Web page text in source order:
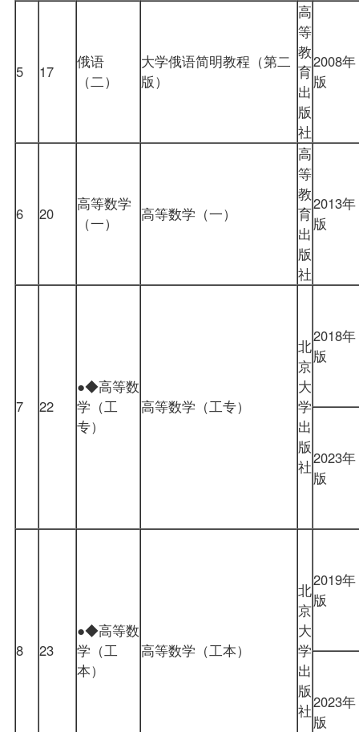
5 17
俄语
（二）
大学俄语简明教程（第二
版）
高
等
教
育
出
版
社
2008年
版
6 20
高等数学
（一）
高等数学（一）
高
等
教
育
出
版
社
2013年
版
7 22
●◆高等数
学（工
专）
高等数学（工专）
北
京
大
学
出
版
社
2018年
版
2023年
版
8 23
●◆高等数
学（工
本）
高等数学（工本）
北
京
大
学
出
版
社
2019年
版
2023年
版